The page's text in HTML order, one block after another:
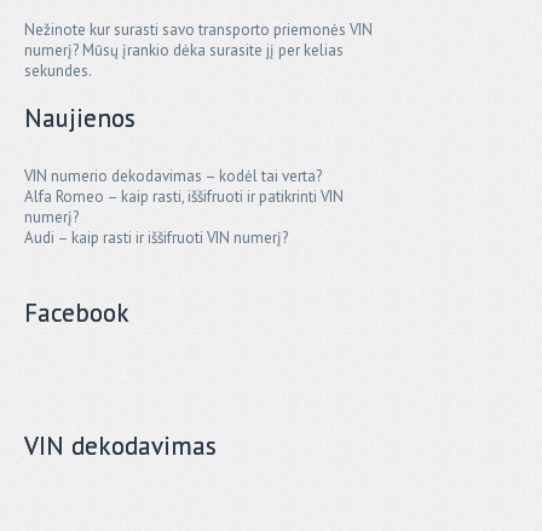
Nežinote kur surasti savo transporto priemonės VIN
numerį? Mūsų įrankio dėka surasite jį per kelias
sekundes.
Naujienos
VIN numerio dekodavimas – kodėl tai verta?
Alfa Romeo – kaip rasti, iššifruoti ir patikrinti VIN
numerį?
Audi – kaip rasti ir iššifruoti VIN numerį?
Facebook
VIN dekodavimas